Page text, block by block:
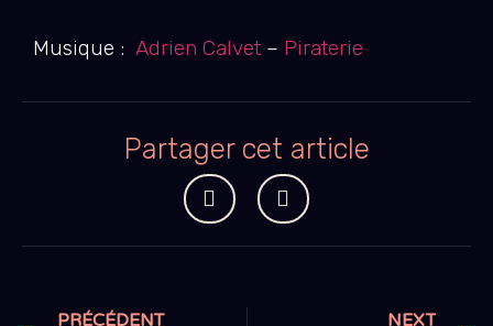
Musique : Adrien Calvet – Piraterie
Partager cet article
PRÉCÉDENT NEXT